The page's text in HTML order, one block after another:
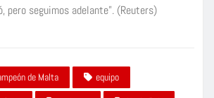
pero seguimos adelante”. (Reuters)
de Malta
equipo